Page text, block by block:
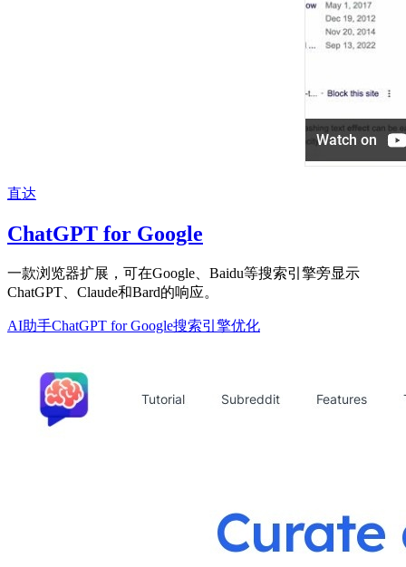
直达
ChatGPT for Google
一款浏览器扩展，可在Google、Baidu等搜索引擎旁显示
ChatGPT、Claude和Bard的响应。
AI助手ChatGPT for Google搜索引擎优化